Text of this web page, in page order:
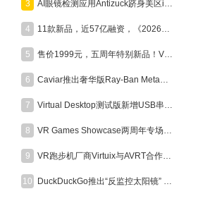
3 AI眼镜检测应用Antizuck跻身美区iOS付费榜前三，折射隐私担忧
4 11款新品，近57亿融资，《2026年7月VR/AR与AI眼镜行业月报》发布
5 售价1999元，五周年特别新品！VITURE Pro 2 XR眼镜正式发布
6 Caviar推出奢华版Ray-Ban Meta智能眼镜，全球限量24副售价超6000美元
7 Virtual Desktop测试版新增USB串流功能，支持Quest稳定连接
8 VR Games Showcase两周年专场定档8月13日，超25款VR游戏集中发布更新
9 VR跑步机厂商Virtuix与AVRT合作为美国海军陆战队打造模拟训练系统
10 DuckDuckGo推出“反监控太阳镜” ，直指AI眼镜隐私争议